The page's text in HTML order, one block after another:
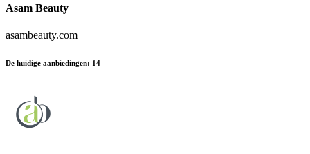
Asam Beauty
asambeauty.com
De huidige aanbiedingen: 14